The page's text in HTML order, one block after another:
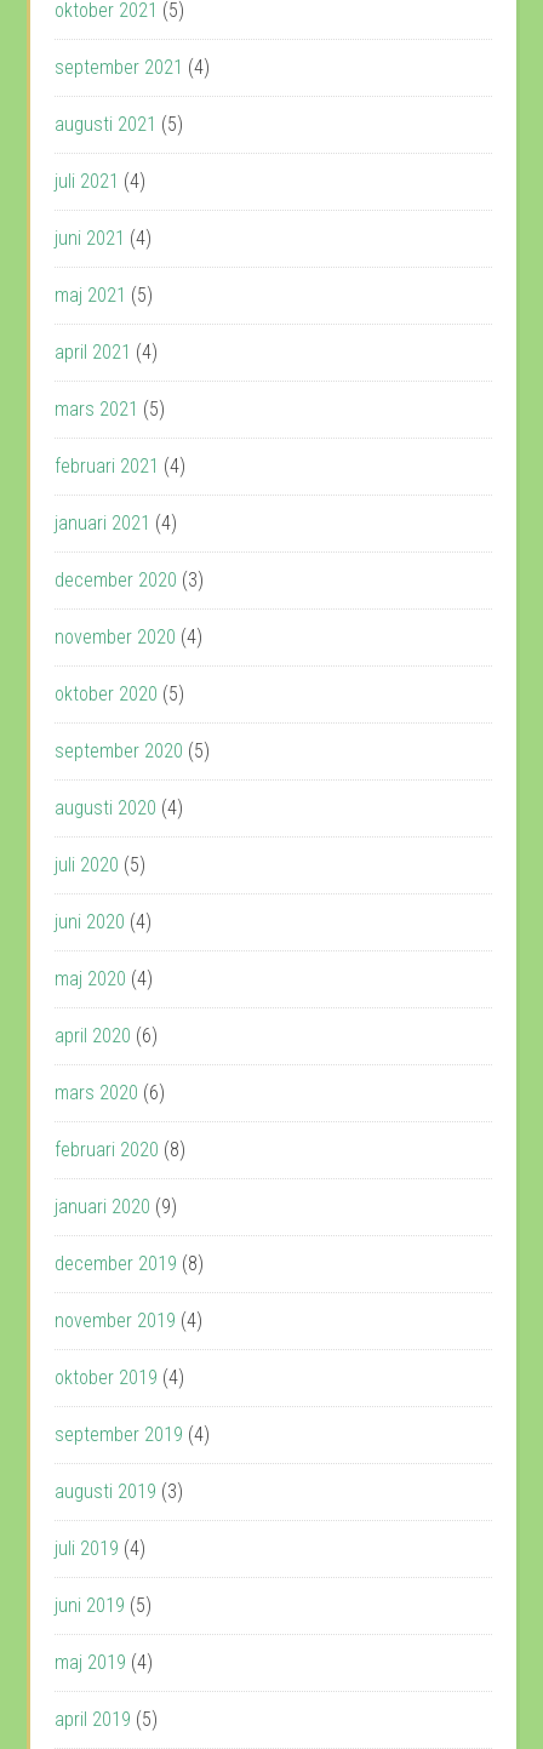
oktober 2021 (5)
september 2021 (4)
augusti 2021 (5)
juli 2021 (4)
juni 2021 (4)
maj 2021 (5)
april 2021 (4)
mars 2021 (5)
februari 2021 (4)
januari 2021 (4)
december 2020 (3)
november 2020 (4)
oktober 2020 (5)
september 2020 (5)
augusti 2020 (4)
juli 2020 (5)
juni 2020 (4)
maj 2020 (4)
april 2020 (6)
mars 2020 (6)
februari 2020 (8)
januari 2020 (9)
december 2019 (8)
november 2019 (4)
oktober 2019 (4)
september 2019 (4)
augusti 2019 (3)
juli 2019 (4)
juni 2019 (5)
maj 2019 (4)
april 2019 (5)